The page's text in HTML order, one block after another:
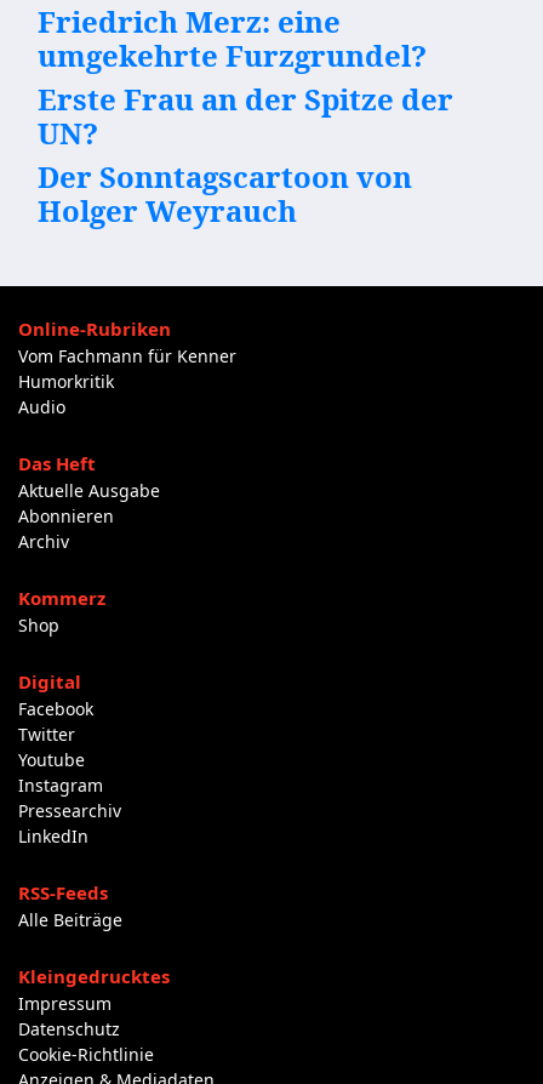
Friedrich Merz: eine
umgekehrte Furzgrundel?
Erste Frau an der Spitze der
UN?
Der Sonntagscartoon von
Holger Weyrauch
Online-Rubriken
Vom Fachmann für Kenner
Humorkritik
Audio
Das Heft
Aktuelle Ausgabe
Abonnieren
Archiv
Kommerz
Shop
Digital
Facebook
Twitter
Youtube
Instagram
Pressearchiv
LinkedIn
RSS-Feeds
Alle Beiträge
Kleingedrucktes
Impressum
Datenschutz
Cookie-Richtlinie